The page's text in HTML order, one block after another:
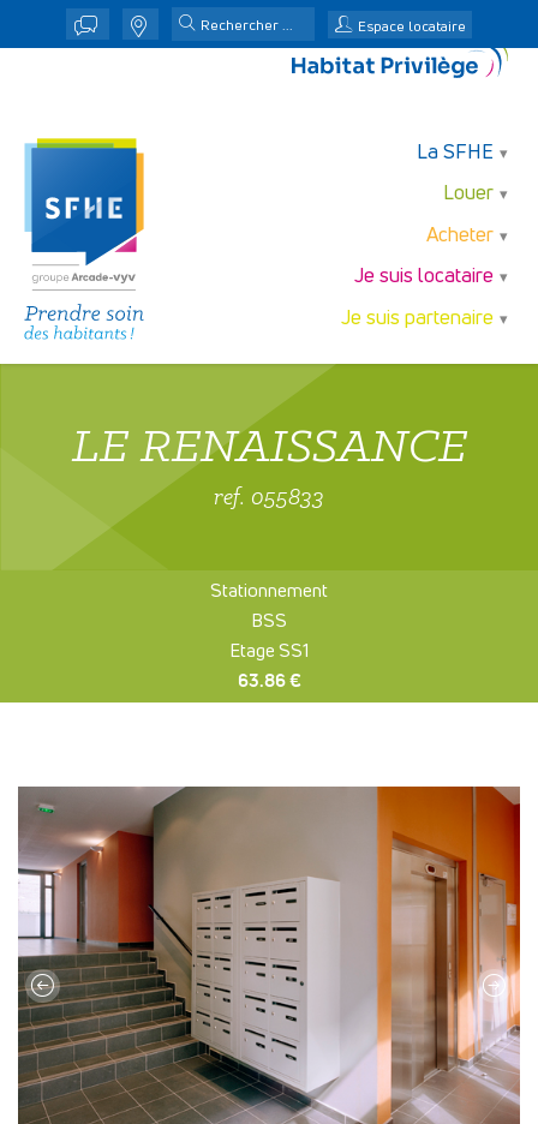
j n Espace locataire
La SFHE
Louer
Acheter
Je suis locataire
Je suis partenaire
LE RENAISSANCE
ref. 055833
Stationnement
BSS
Etage SS1
63.86 €